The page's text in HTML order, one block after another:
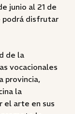
junio al 21 de
podrá disfrutar
de la
vocacionales
provincia,
la
el arte en sus